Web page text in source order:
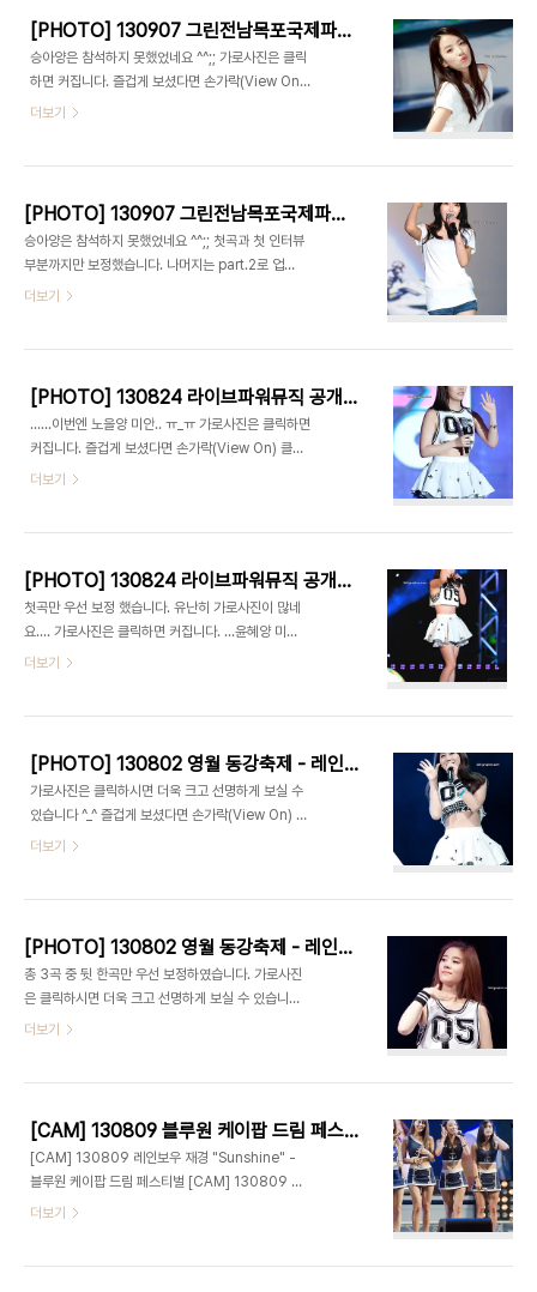
[PHOTO] 130907 그린전남목포국제파워보트대회 - 레인보우 part.2 by 1st Holic
승아양은 참석하지 못했었네요 ^^;; 가로사진은 클릭
하면 커집니다. 즐겁게 보셨다면 손가락(View On)
클릭 한번 부탁드립니다 ^^
더보기
[PHOTO] 130907 그린전남목포국제파워보트대회 - 레인보우 part.1 by 1st Holic
승아양은 참석하지 못했었네요 ^^;; 첫곡과 첫 인터뷰
부분까지만 보정했습니다. 나머지는 part.2로 업로
드 하도록 하겠습니다 . 특정 멤버가 많이 보이는것
더보기
[PHOTO] 130824 라이브파워뮤직 공개녹화 - 레인보우 part.2 by 1st Holic
......이번엔 노을양 미안.. ㅠ_ㅠ 가로사진은 클릭하면
커집니다. 즐겁게 보셨다면 손가락(View On) 클릭
한번 부탁드립니다 ^^
더보기
[PHOTO] 130824 라이브파워뮤직 공개녹화 - 레인보우 part.1 by 1st Holic
첫곡만 우선 보정 했습니다. 유난히 가로사진이 많네
요.... 가로사진은 클릭하면 커집니다. ...윤혜양 미
안..ㅠ_ㅠ 즐겁게 보셨다면 손가락(View On) 클릭
더보기
[PHOTO] 130802 영월 동강축제 - 레인보우 part.2 by 1st Holic
가로사진은 클릭하시면 더욱 크고 선명하게 보실 수
있습니다 ^_^ 즐겁게 보셨다면 손가락(View On) 클
릭 한번 부탁드립니다 ^^
더보기
[PHOTO] 130802 영월 동강축제 - 레인보우 part.1 by 1st Holic
총 3곡 중 뒷 한곡만 우선 보정하였습니다. 가로사진
은 클릭하시면 더욱 크고 선명하게 보실 수 있습니다
^_^ 즐겁게 보셨다면 손가락(View On) 클릭 한번
더보기
[CAM] 130809 블루원 케이팝 드림 페스티벌 - 레인보우 by cameratest
[CAM] 130809 레인보우 재경 "Sunshine" -
블루원 케이팝 드림 페스티벌 [CAM] 130809 레
인보우 우리 "Mach" - 블루원 케이팝 드림 페스티
더보기